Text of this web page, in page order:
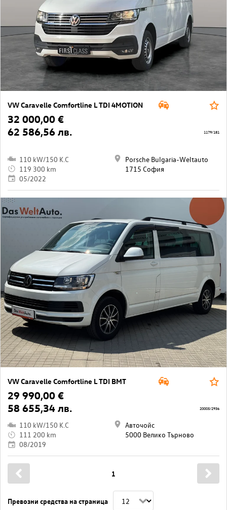
VW Caravelle Comfortline L TDI 4MOTION
32 000,00 €
62 586,56 лв.
110 kW/150 K.C
119 300 km
05/2022
Porsche Bulgaria-Weltauto
1715 София
1179/181
VW Caravelle Comfortline L TDI BMT
29 990,00 €
58 655,34 лв.
110 kW/150 K.C
111 200 km
08/2019
Авточойс
5000 Велико Търново
20005/2936
Превозни средства на страница
1